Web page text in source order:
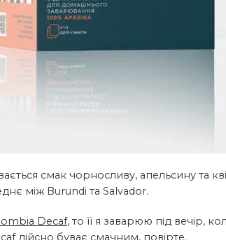
смак чорносливу, апельсину та
між Burundi та Salvador.
Decaf, то її я заварюю під вечір,
дійсно буває смачним, повірте.